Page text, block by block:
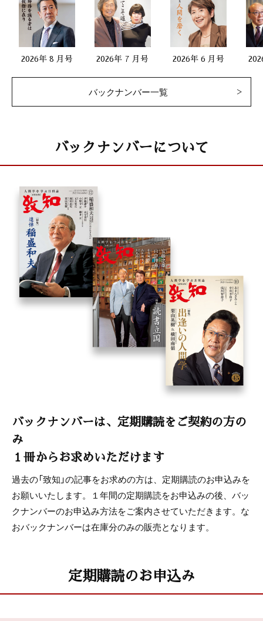
2026年 8 月号 2026年 7 月号 2026年 6 月号
バックナンバー一覧
バックナンバーについて
バックナンバーは、定期購読をご契約の方の
み
１冊からお求めいただけます
過去の「致知」の記事をお求めの方は、定期購読のお申込みを
お願いいたします。１年間の定期購読をお申込みの後、バッ
クナンバーのお申込み方法をご案内させていただきます。な
おバックナンバーは在庫分のみの販売となります。
定期購読のお申込み